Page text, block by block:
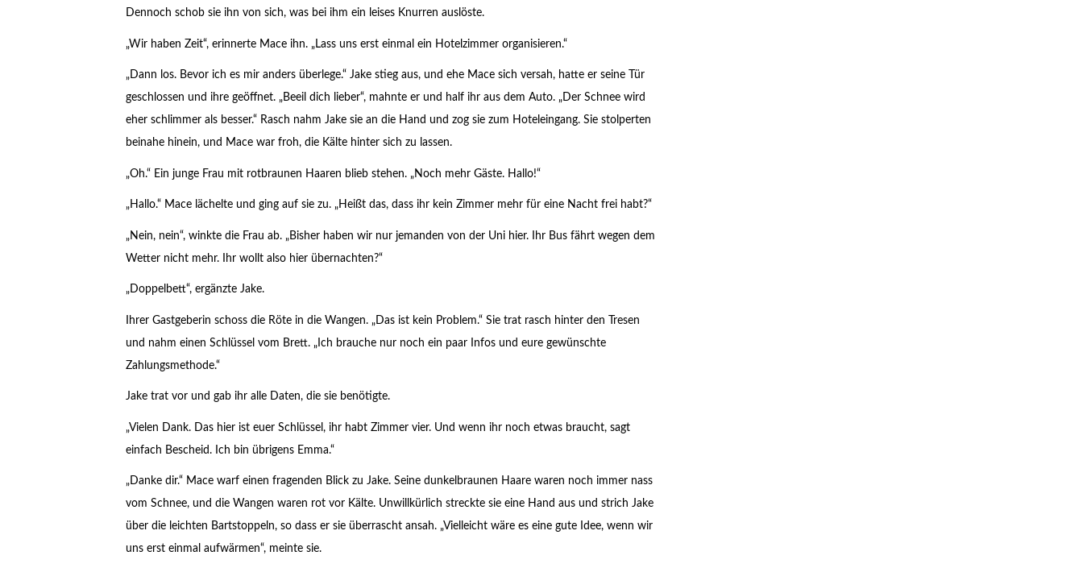
Dennoch schob sie ihn von sich, was bei ihm ein leises Knurren auslöste.
„Wir haben Zeit“, erinnerte Mace ihn. „Lass uns erst einmal ein Hotelzimmer organisieren.“
„Dann los. Bevor ich es mir anders überlege.“ Jake stieg aus, und ehe Mace sich versah, hatte er seine Tür
geschlossen und ihre geöffnet. „Beeil dich lieber“, mahnte er und half ihr aus dem Auto. „Der Schnee wird
eher schlimmer als besser.“ Rasch nahm Jake sie an die Hand und zog sie zum Hoteleingang. Sie stolperten
beinahe hinein, und Mace war froh, die Kälte hinter sich zu lassen.
„Oh.“ Ein junge Frau mit rotbraunen Haaren blieb stehen. „Noch mehr Gäste. Hallo!“
„Hallo.“ Mace lächelte und ging auf sie zu. „Heißt das, dass ihr kein Zimmer mehr für eine Nacht frei habt?“
„Nein, nein“, winkte die Frau ab. „Bisher haben wir nur jemanden von der Uni hier. Ihr Bus fährt wegen dem
Wetter nicht mehr. Ihr wollt also hier übernachten?“
„Doppelbett“, ergänzte Jake.
Ihrer Gastgeberin schoss die Röte in die Wangen. „Das ist kein Problem.“ Sie trat rasch hinter den Tresen
und nahm einen Schlüssel vom Brett. „Ich brauche nur noch ein paar Infos und eure gewünschte
Zahlungsmethode.“
Jake trat vor und gab ihr alle Daten, die sie benötigte.
„Vielen Dank. Das hier ist euer Schlüssel, ihr habt Zimmer vier. Und wenn ihr noch etwas braucht, sagt
einfach Bescheid. Ich bin übrigens Emma.“
„Danke dir.“ Mace warf einen fragenden Blick zu Jake. Seine dunkelbraunen Haare waren noch immer nass
vom Schnee, und die Wangen waren rot vor Kälte. Unwillkürlich streckte sie eine Hand aus und strich Jake
über die leichten Bartstoppeln, so dass er sie überrascht ansah. „Vielleicht wäre es eine gute Idee, wenn wir
uns erst einmal aufwärmen“, meinte sie.